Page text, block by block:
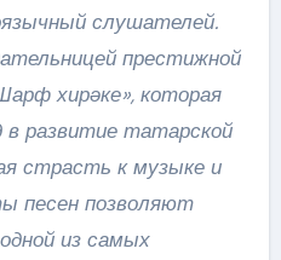
слушателей.
престижной
хирәке», которая
в развитие татарской
страсть к музыке и
песен позволяют
из самых